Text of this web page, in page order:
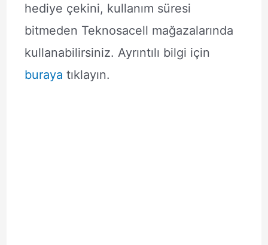
hediye çekini, kullanım süresi
bitmeden Teknosacell mağazalarında
kullanabilirsiniz. Ayrıntılı bilgi için
buraya tıklayın.